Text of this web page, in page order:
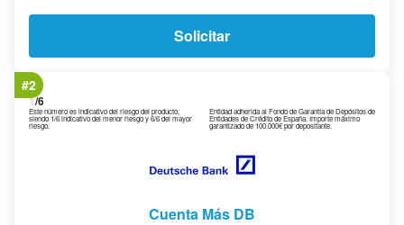
Solicitar
1/6
Este número es indicativo del riesgo del producto,
siendo 1/6 indicativo del menor riesgo y 6/6 del mayor
riesgo.
Entidad adherida al Fondo de Garantía de Depósitos de
Entidades de Crédito de España. Importe máximo
garantizado de 100.000€ por depositante.
#2
Cuenta Más DB